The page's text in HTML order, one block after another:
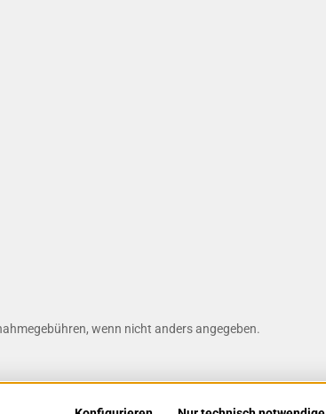
wenn nicht anders angegeben.